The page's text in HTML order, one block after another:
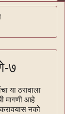
७
या ठरावाला
मागणी आहे
नको